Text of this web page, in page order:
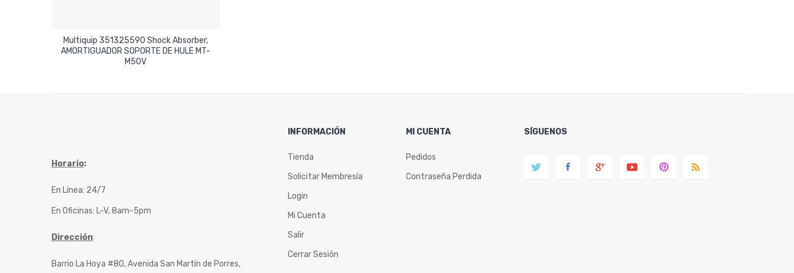
Multiquip 351325590 Shock Absorber,
AMORTIGUADOR SOPORTE DE HULE MT-
M50V
Leer Más
Horario:
En Línea: 24/7
En Oficinas: L-V, 8am-5pm
Dirección:
Barrio La Hoya #80, Avenida San Martín de Porres,
INFORMACIÓN
Tienda
Solicitar Membresía
Login
Mi Cuenta
Salir
Cerrar Sesión
MI CUENTA
Pedidos
Contraseña Perdida
SÍGUENOS